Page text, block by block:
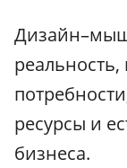
реальность,
ресурсы и
бизнеса.